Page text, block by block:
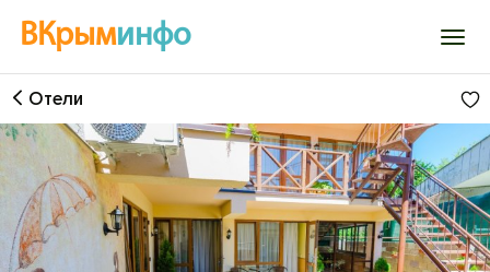
ВКрыминфо
Войти
Избранное
История просмотра
Отели